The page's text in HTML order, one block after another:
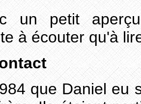
un petit
à écouter qu'à
que Daniel eu